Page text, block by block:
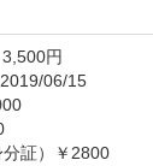
円
2019/06/15
証）￥2800